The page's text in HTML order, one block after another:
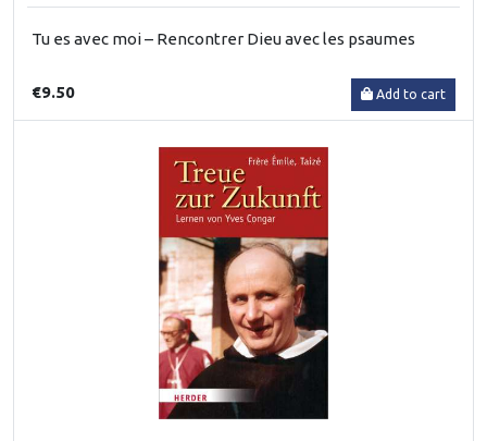
Tu es avec moi – Rencontrer Dieu avec les psaumes
€9.50 Add to cart